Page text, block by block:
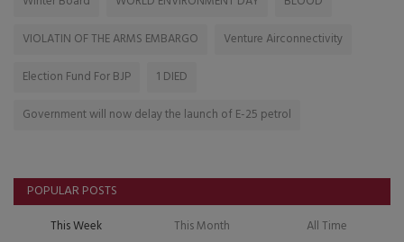
VIOLATIN OF THE ARMS EMBARGO
Venture Airconnectivity
Election Fund For BJP
1 DIED
Government will now delay the launch of E-25 petrol
POPULAR POSTS
This Week This Month All Time